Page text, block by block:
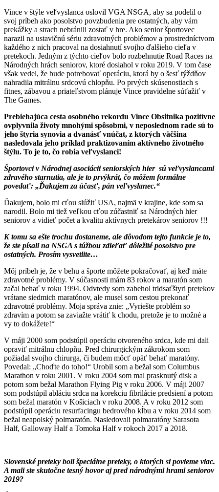
Vince v štýle veľvyslanca oslovil VGA NSGA, aby sa podelil o
svoj príbeh ako posolstvo povzbudenia pre ostatných, aby vám
prekážky a strach nebránili zostať v hre. Ako senior športovec
narazil na ustavičnú sériu zdravotných problémov a prostredníctvom
každého z nich pracoval na dosiahnutí svojho ďalšieho cieľa v
pretekoch. Jedným z týchto cieľov bolo rozbehnutie Road Races na
Národných hrách seniorov, ktoré dosiahol v roku 2019. V tom čase
však vedel, že bude potrebovať operáciu, ktorá by o šesť týždňov
nahradila mitrálnu srdcovú chlopňu. Po prvých skúsenostiach s
fitnes, zábavou a priateľstvom plánuje Vince pravidelne súťažiť v
The Games.
Prebiehajúca cesta osobného rekordu Vince Obsitnika pozitívne
ovplyvnila životy mnohými spôsobmi, v neposlednom rade sú to
jeho štyria synovia a dvanásť vnúčat, z ktorých väčšina
nasledovala jeho príklad praktizovaním aktívneho životného
štýlu. To je to, čo robia veľvyslanci!
Športovci v Národnej asociácii seniorských hier sú veľvyslancami
zdravého starnutia, ale je to prvýkrát, čo môžem formálne
povedať: „Ďakujem za účasť, pán veľvyslanec.“
Ďakujem, bolo mi cťou slúžiť USA, najmä v krajine, kde som sa
narodil. Bolo mi tiež veľkou cťou zúčastniť sa Národných hier
seniorov a vidieť počet a kvalitu aktívnych pretekárov seniorov !!!
K tomu sa ešte trochu dostaneme, ale dôvodom tejto funkcie je to,
že ste písali na NSGA s túžbou zdieľať dôležité posolstvo pre
ostatných. Prosím vysvetlite…
Môj príbeh je, že v behu a športe môžete pokračovať, aj keď máte
zdravotné problémy. V súčasnosti mám 83 rokov a maratón som
začal behať v roku 1994. Odvtedy som zabehol tridsaťštyri pretekov
vrátane siedmich maratónov, ale musel som cestou prekonať
zdravotné problémy. Moja správa znie: „Vyriešte problém so
zdravím a potom sa zaviažte vrátiť k chodu, pretože je to možné a
vy to dokážete!“
V máji 2000 som podstúpil operáciu otvoreného srdca, kde mi dali
opraviť mitrálnu chlopňu. Pred chirurgickým zákrokom som
požiadal svojho chirurga, či budem môcť opäť behať maratóny.
Povedal: „Choďte do toho!“ Urobil som a bežal som Columbus
Marathon v roku 2001. V roku 2004 som mal prasknutý disk a
potom som bežal Marathon Flying Pig v roku 2006. V máji 2007
som podstúpil abláciu srdca na korekciu fibrilácie predsiení a potom
som bežal maratón v Košiciach v roku 2008. A v roku 2012 som
podstúpil operáciu resurfacingu bedrového kĺbu a v roku 2014 som
bežal neapolský polmaratón. Nasledovali polmaratóny Sarasota
Half, Galloway Half a Tomoka Half v rokoch 2017 a 2018.
Slovenské preteky boli špeciálne preteky, o ktorých si povieme viac.
A mali ste skutočne tesný hovor aj pred národnými hrami seniorov
2019?